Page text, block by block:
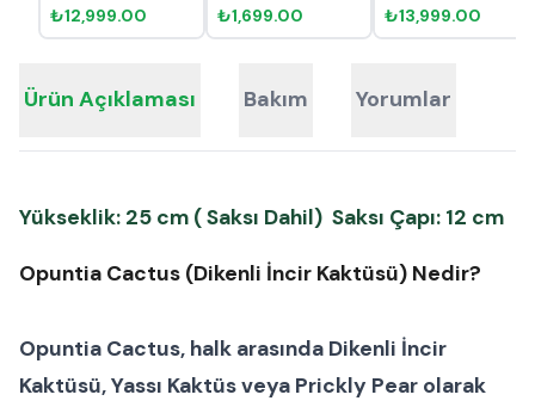
₺12,999.00 ₺1,699.00 ₺13,999.00
Ürün Açıklaması Bakım Yorumlar
Yükseklik: 25 cm ( Saksı Dahil) Saksı Çapı: 12 cm
Opuntia Cactus (Dikenli İncir Kaktüsü) Nedir?
Opuntia Cactus, halk arasında Dikenli İncir
Kaktüsü,Yassı Kaktüsveya Prickly Pear olarak